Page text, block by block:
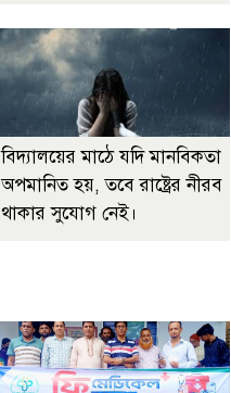
বিদ্যালয়ের মাঠে যদি মানবিকতা
অপমানিত হয়, তবে রাষ্ট্রের নীরব
থাকার সুযোগ নেই।